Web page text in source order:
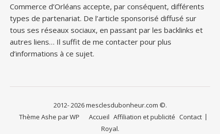
Commerce d’Orléans accepte, par conséquent, différents
types de partenariat. De l’article sponsorisé diffusé sur
tous ses réseaux sociaux, en passant par les backlinks et
autres liens… Il suffit de me contacter pour plus
d’informations à ce sujet.
2012- 2026 mesclesdubonheur.com ©.
Accueil Affiliation et publicité Contact
Thème Ashe parWP
Royal.